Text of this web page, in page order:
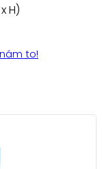
H)
to!